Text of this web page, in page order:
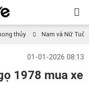
thủy Nam và Nữ Tuổi
01-01-2026 08:13
1978 mua xe